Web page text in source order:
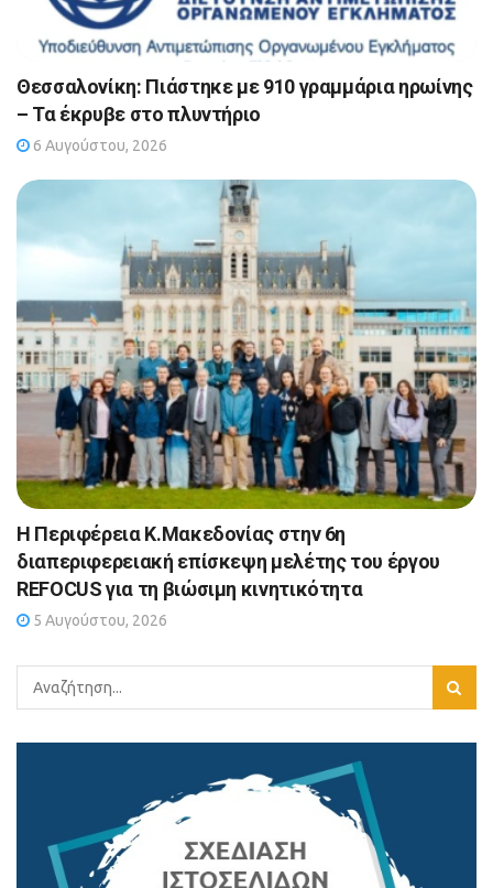
Θεσσαλονίκη: Πιάστηκε με 910 γραμμάρια ηρωίνης
– Τα έκρυβε στο πλυντήριο
6 Αυγούστου, 2026
Η Περιφέρεια Κ.Μακεδονίας στην 6η
διαπεριφερειακή επίσκεψη μελέτης του έργου
REFOCUS για τη βιώσιμη κινητικότητα
5 Αυγούστου, 2026